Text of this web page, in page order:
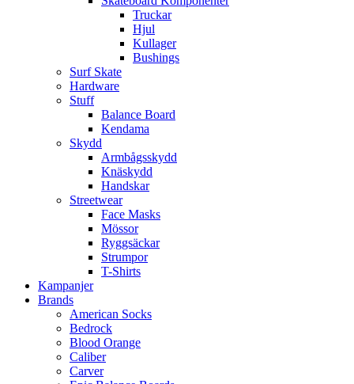
Truckar
Hjul
Kullager
Bushings
Surf Skate
Hardware
Stuff
Balance Board
Kendama
Skydd
Armbågsskydd
Knäskydd
Handskar
Streetwear
Face Masks
Mössor
Ryggsäckar
Strumpor
T-Shirts
Kampanjer
Brands
American Socks
Bedrock
Blood Orange
Caliber
Carver